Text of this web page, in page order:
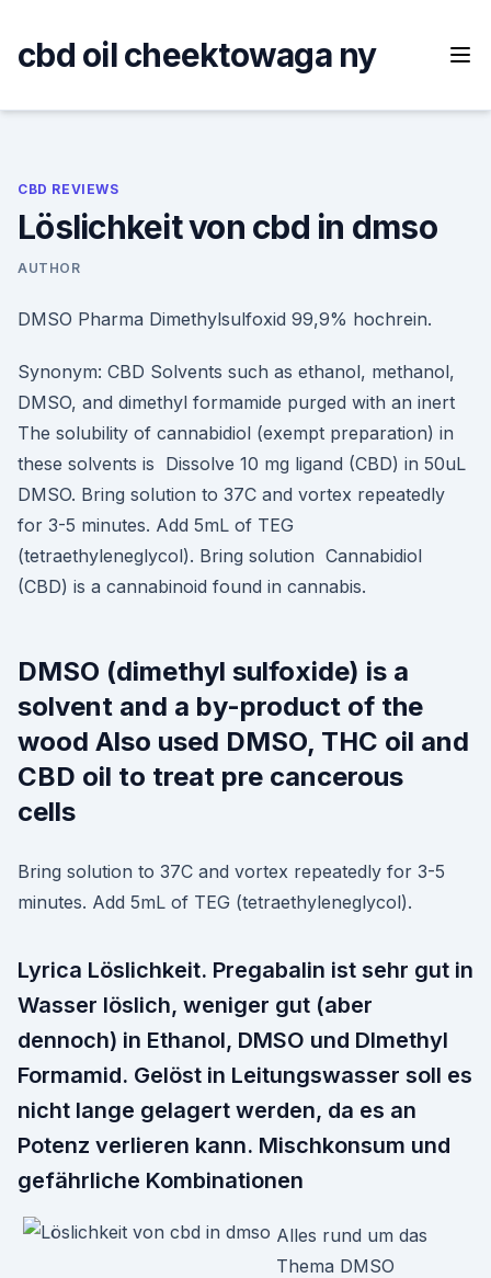
content
cbd oil cheektowaga ny
CBD REVIEWS
Löslichkeit von cbd in dmso
AUTHOR
DMSO Pharma Dimethylsulfoxid 99,9% hochrein.
Synonym: CBD Solvents such as ethanol, methanol,
DMSO, and dimethyl formamide purged with an inert
The solubility of cannabidiol (exempt preparation) in
these solvents is Dissolve 10 mg ligand (CBD) in 50uL
DMSO. Bring solution to 37C and vortex repeatedly
for 3-5 minutes. Add 5mL of TEG
(tetraethyleneglycol). Bring solution Cannabidiol
(CBD) is a cannabinoid found in cannabis.
DMSO (dimethyl sulfoxide) is a
solvent and a by-product of the
wood Also used DMSO, THC oil and
CBD oil to treat pre cancerous
cells
Bring solution to 37C and vortex repeatedly for 3-5
minutes. Add 5mL of TEG (tetraethyleneglycol).
Lyrica Löslichkeit. Pregabalin ist sehr gut in
Wasser löslich, weniger gut (aber
dennoch) in Ethanol, DMSO und DImethyl
Formamid. Gelöst in Leitungswasser soll es
nicht lange gelagert werden, da es an
Potenz verlieren kann. Mischkonsum und
gefährliche Kombinationen
Alles rund um das
Thema DMSO